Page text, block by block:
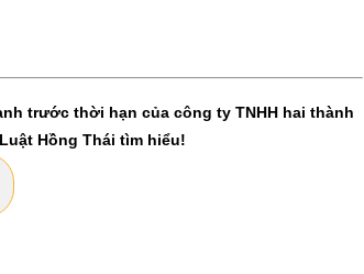
trước thời hạn của công ty TNHH hai thành
Hồng Thái tìm hiểu!